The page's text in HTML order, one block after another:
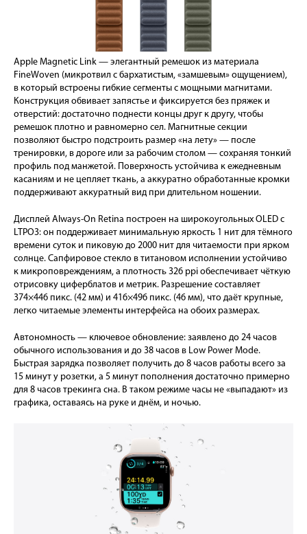
Apple Magnetic Link — элегантный ремешок из материала
FineWoven (микротвил с бархатистым, «замшевым» ощущением),
в который встроены гибкие сегменты с мощными магнитами.
Конструкция обвивает запястье и фиксируется без пряжек и
отверстий: достаточно поднести концы друг к другу, чтобы
ремешок плотно и равномерно сел. Магнитные секции
позволяют быстро подстроить размер «на лету» — после
тренировки, в дороге или за рабочим столом — сохраняя тонкий
профиль под манжетой. Поверхность устойчива к ежедневным
касаниям и не цепляет ткань, а аккуратно обработанные кромки
поддерживают аккуратный вид при длительном ношении.
Дисплей Always-On Retina построен на широкоугольных OLED с
LTPO3: он поддерживает минимальную яркость 1 нит для тёмного
времени суток и пиковую до 2000 нит для читаемости при ярком
солнце. Сапфировое стекло в титановом исполнении устойчиво
к микроповреждениям, а плотность 326 ppi обеспечивает чёткую
отрисовку циферблатов и метрик. Разрешение составляет
374×446 пикс. (42 мм) и 416×496 пикс. (46 мм), что даёт крупные,
легко читаемые элементы интерфейса на обоих размерах.
Автономность — ключевое обновление: заявлено до 24 часов
обычного использования и до 38 часов в Low Power Mode.
Быстрая зарядка позволяет получить до 8 часов работы всего за
15 минут у розетки, а 5 минут пополнения достаточно примерно
для 8 часов трекинга сна. В таком режиме часы не «выпадают» из
графика, оставаясь на руке и днём, и ночью.